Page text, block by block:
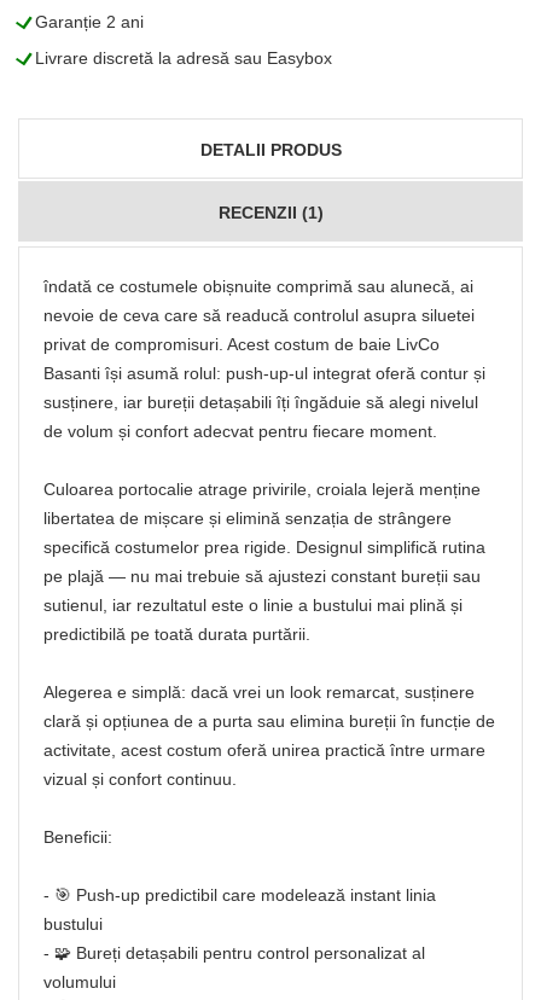
LGaranție 2 ani
LLivrare discretă la adresă sau Easybox
DETALII PRODUS
RECENZII (1)
îndată ce costumele obișnuite comprimă sau alunecă, ai
nevoie de ceva care să readucă controlul asupra siluetei
privat de compromisuri. Acest costum de baie LivCo
Basanti își asumă rolul: push-up-ul integrat oferă contur și
susținere, iar bureții detașabili îți îngăduie să alegi nivelul
de volum și confort adecvat pentru fiecare moment.
Culoarea portocalie atrage privirile, croiala lejeră menține
libertatea de mișcare și elimină senzația de strângere
specifică costumelor prea rigide. Designul simplifică rutina
pe plajă — nu mai trebuie să ajustezi constant bureții sau
sutienul, iar rezultatul este o linie a bustului mai plină și
predictibilă pe toată durata purtării.
Alegerea e simplă: dacă vrei un look remarcat, susținere
clară și opțiunea de a purta sau elimina bureții în funcție de
activitate, acest costum oferă unirea practică între urmare
vizual și confort continuu.
Beneficii:
- 🎯 Push-up predictibil care modelează instant linia
bustului
- 🧩 Bureți detașabili pentru control personalizat al
volumului